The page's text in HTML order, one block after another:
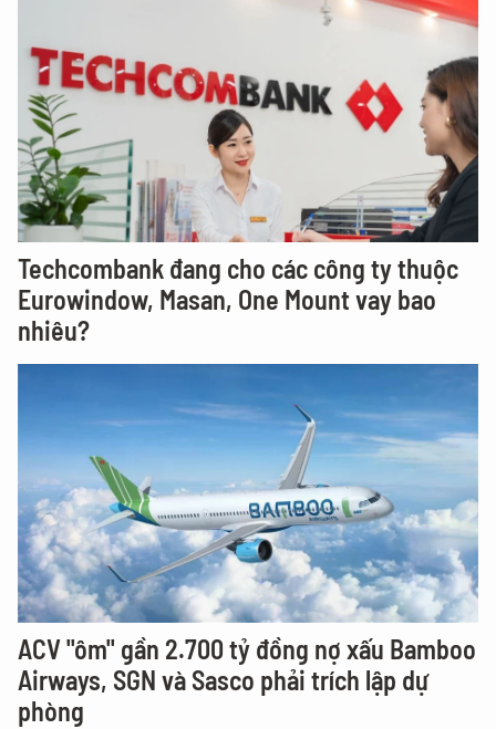
Techcombank đang cho các công ty thuộc
Eurowindow, Masan, One Mount vay bao
nhiêu?
ACV "ôm" gần 2.700 tỷ đồng nợ xấu Bamboo
Airways, SGN và Sasco phải trích lập dự
phòng